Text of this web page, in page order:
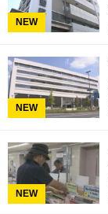
NEW
NEW
NEW